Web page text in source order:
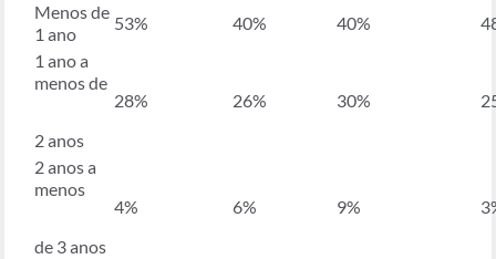
Menos de
1 ano
53% 40% 40%
1 ano a
menos de
2 anos
28% 26% 30%
2 anos a
menos
de 3 anos
4% 6% 9%